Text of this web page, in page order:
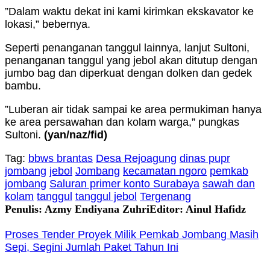
”Dalam waktu dekat ini kami kirimkan ekskavator ke
lokasi,” bebernya.
Seperti penanganan tanggul lainnya, lanjut Sultoni,
penanganan tanggul yang jebol akan ditutup dengan
jumbo bag dan diperkuat dengan dolken dan gedek
bambu.
”Luberan air tidak sampai ke area permukiman hanya
ke area persawahan dan kolam warga,” pungkas
Sultoni. (yan/naz/fid)
Tag: bbws brantas Desa Rejoagung dinas pupr
jombang jebol Jombang kecamatan ngoro pemkab
jombang Saluran primer konto Surabaya sawah dan
kolam tanggul tanggul jebol Tergenang
Penulis: Azmy Endiyana ZuhriEditor: Ainul Hafidz
Proses Tender Proyek Milik Pemkab Jombang Masih
Sepi, Segini Jumlah Paket Tahun Ini